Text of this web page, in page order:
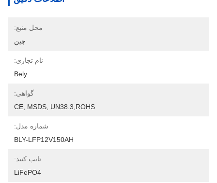
محل منبع:
چین
نام تجاری:
Bely
گواهی:
CE, MSDS, UN38.3,ROHS
شماره مدل:
BLY-LFP12V150AH
تایپ کنید:
LiFePO4